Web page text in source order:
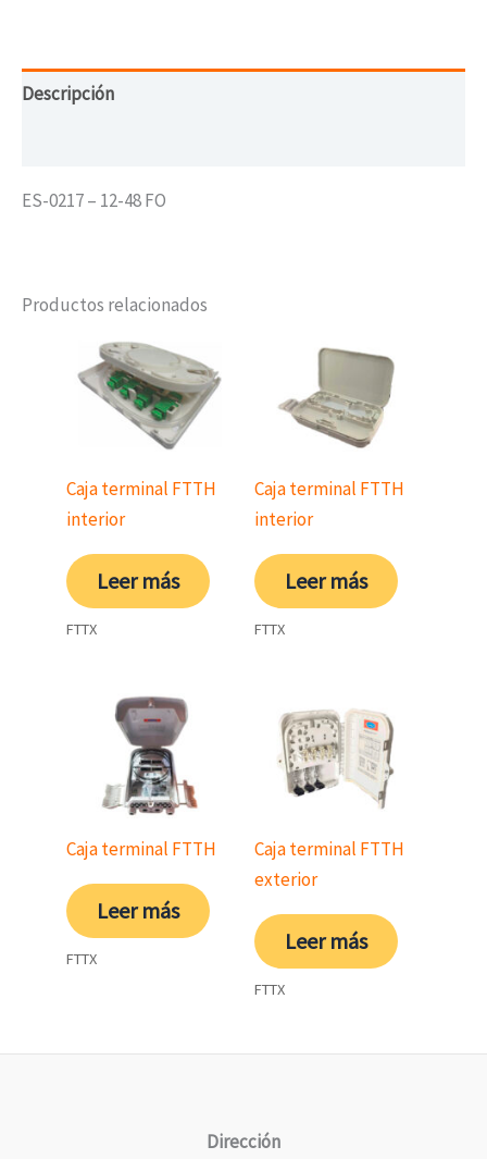
Descripción
ES-0217 – 12-48 FO
Productos relacionados
Caja terminal FTTH
interior
Leer más
FTTX
Caja terminal FTTH
interior
Leer más
FTTX
Caja terminal FTTH
Leer más
FTTX
Caja terminal FTTH
exterior
Leer más
FTTX
Dirección